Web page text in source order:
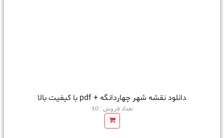
دانلود نقشه شهر چهاردانگه + pdf با کیفیت بالا
تعداد فروش : 10